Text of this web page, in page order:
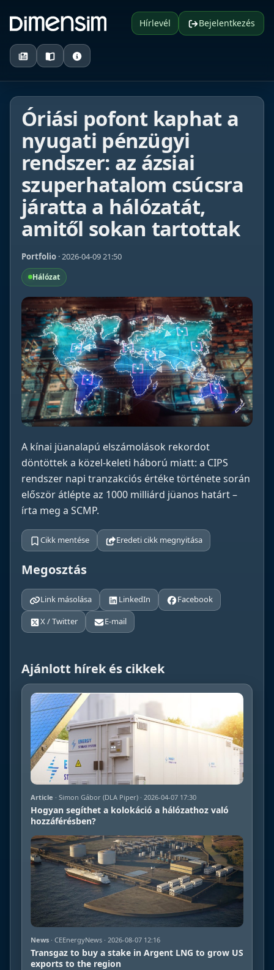
Hírlevél Bejelentkezés
Óriási pofont kaphat a
nyugati pénzügyi
rendszer: az ázsiai
szuperhatalom csúcsra
járatta a hálózatát,
amitől sokan tartottak
Portfolio · 2026-04-09 21:50
Hálózat
A kínai jüanalapú elszámolások rekordot
döntöttek a közel-keleti háború miatt: a CIPS
rendszer napi tranzakciós értéke története során
először átlépte az 1000 milliárd jüanos határt –
írta meg a SCMP.
Cikk mentése Eredeti cikk megnyitása
Megosztás
Link másolása LinkedIn
Facebook
X / Twitter
E-mail
Ajánlott hírek és cikkek
Article · Simon Gábor (DLA Piper) · 2026-04-07 17:30
Hogyan segíthet a kolokáció a hálózathoz való
hozzáférésben?
News · CEEnergyNews · 2026-08-07 12:16
Transgaz to buy a stake in Argent LNG to grow US
exports to the region